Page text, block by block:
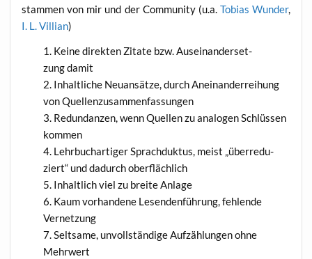
stam­men von mir und der Com­mu­ni­ty (u.a. Tobi­as Wun­der,
I. L. Vil­li­an)
Kei­ne direk­ten Zita­te bzw. Aus­ein­an­der­set­
zung damit
Inhalt­li­che Neu­an­sät­ze, durch Anein­an­der­rei­hung
von Quellenzusammenfassungen
Red­un­dan­zen, wenn Quel­len zu ana­lo­gen Schlüs­sen
kommen
Lehr­buch­ar­ti­ger Sprach­duk­tus, meist „über­re­du­
ziert“ und dadurch oberflächlich
Inhalt­lich viel zu brei­te Anlage
Kaum vor­han­de­ne Lesen­den­füh­rung, feh­len­de
Vernetzung
Selt­sa­me, unvoll­stän­di­ge Auf­zäh­lun­gen ohne
Mehrwert